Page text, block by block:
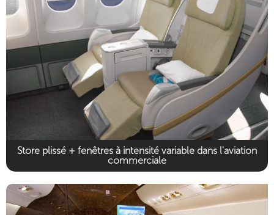
Store plissé + fenêtres à intensité variable dans l'aviation
commerciale